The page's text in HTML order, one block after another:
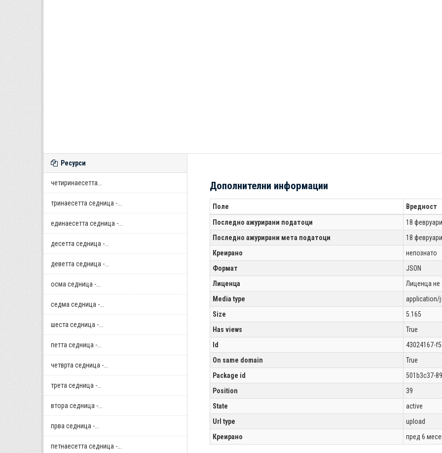
Ресурси
четиринаесетта...
тринаесетта седница -...
единаесетта седница -...
десетта седница -...
деветта седница -...
осма седница -...
седма седница -...
шеста седница -...
петта седница -...
четврта седница -...
трета седница -...
втора седница -...
прва седница -...
петнаесетта седница -...
Дополнителни информации
Поле
Вредност
Последно ажурирани податоци
18
Последно ажурирани мета податоци
18
Креирано
непознато
Формат
JSON
Лиценца
Лиценца не
Media type
application/
Size
5.165
Has views
True
Id
43024167-
On same domain
True
Package id
501b3c37-
Position
39
State
active
Url type
upload
Креирано
пред 6